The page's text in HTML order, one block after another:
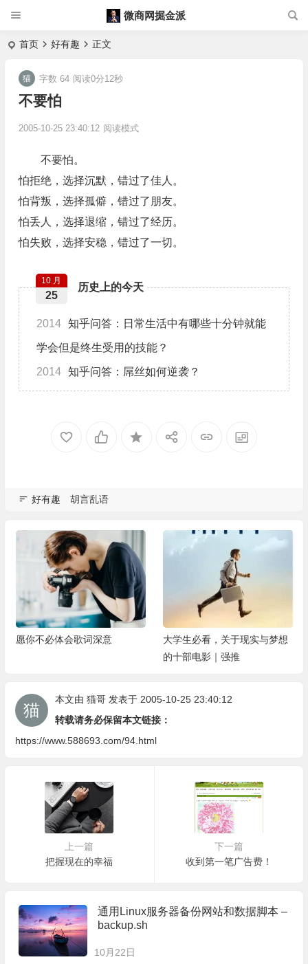
微商网掘金派
首页 好有趣 正文
不要怕
2005-10-25 23:40:12
字数 64 阅读0分12秒
阅读模式
不要怕。
怕拒绝，选择沉默，错过了佳人。
怕背叛，选择孤僻，错过了朋友。
怕丢人，选择退缩，错过了经历。
怕失败，选择安稳，错过了一切。
历史上的今天
10 月
25
2014 知乎问答：日常生活中有哪些十分钟就能
学会但是终生受用的技能？
2014 知乎问答：屌丝如何逆袭？
好有趣 胡言乱语
愿你不必体会歌词深意
大学生必看，关于现实与梦想
的十部电影｜强推
本文由 猫哥发表于 2005-10-25 23:40:12
转载请务必保留本文链接：
https://www.588693.com/94.html
上一篇
把握现在的幸福
下一篇
收到第一笔广告费！
通用Linux服务器备份网站和数据脚本 –
backup.sh
10月22日